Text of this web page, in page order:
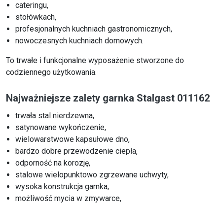
cateringu,
stołówkach,
profesjonalnych kuchniach gastronomicznych,
nowoczesnych kuchniach domowych.
To trwałe i funkcjonalne wyposażenie stworzone do
codziennego użytkowania.
Najważniejsze zalety garnka Stalgast 011162
trwała stal nierdzewna,
satynowane wykończenie,
wielowarstwowe kapsułowe dno,
bardzo dobre przewodzenie ciepła,
odporność na korozję,
stalowe wielopunktowo zgrzewane uchwyty,
wysoka konstrukcja garnka,
możliwość mycia w zmywarce,